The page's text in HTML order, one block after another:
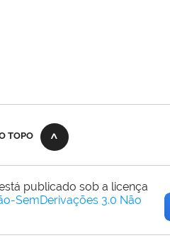
TOPO
publicado sob a licença
SemDerivações 3.0 Não